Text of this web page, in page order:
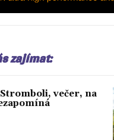
zajímat:
večer, na